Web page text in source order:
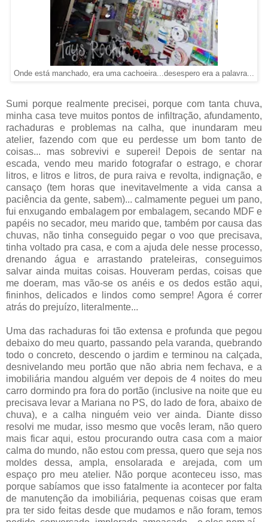
Onde está manchado, era uma cachoeira...desespero era a palavra...
Sumi porque realmente precisei, porque com tanta chuva,
minha casa teve muitos pontos de infiltração, afundamento,
rachaduras e problemas na calha, que inundaram meu
atelier, fazendo com que eu perdesse um bom tanto de
coisas... mas sobrevivi e superei! Depois de sentar na
escada, vendo meu marido fotografar o estrago, e chorar
litros, e litros e litros, de pura raiva e revolta, indignação, e
cansaço (tem horas que inevitavelmente a vida cansa a
paciência da gente, sabem)... calmamente peguei um pano,
fui enxugando embalagem por embalagem, secando MDF e
papéis no secador, meu marido que, também por causa das
chuvas, não tinha conseguido pegar o voo que precisava,
tinha voltado pra casa, e com a ajuda dele nesse processo,
drenando água e arrastando prateleiras, conseguimos
salvar ainda muitas coisas. Houveram perdas, coisas que
me doeram, mas vão-se os anéis e os dedos estão aqui,
fininhos, delicados e lindos como sempre! Agora é correr
atrás do prejuízo, literalmente...
Uma das rachaduras foi tão extensa e profunda que pegou
debaixo do meu quarto, passando pela varanda, quebrando
todo o concreto, descendo o jardim e terminou na calçada,
desnivelando meu portão que não abria nem fechava, e a
imobiliária mandou alguém ver depois de 4 noites do meu
carro dormindo pra fora do portão (inclusive na noite que eu
precisava levar a Mariana no PS, do lado de fora, abaixo de
chuva), e a calha ninguém veio ver ainda. Diante disso
resolvi me mudar, isso mesmo que vocês leram, não quero
mais ficar aqui, estou procurando outra casa com a maior
calma do mundo, não estou com pressa, quero que seja nos
moldes dessa, ampla, ensolarada e arejada, com um
espaço pro meu atelier. Não porque aconteceu isso, mas
porque sabíamos que isso fatalmente ia acontecer por falta
de manutenção da imobiliária, pequenas coisas que eram
pra ter sido feitas desde que mudamos e não foram, temos